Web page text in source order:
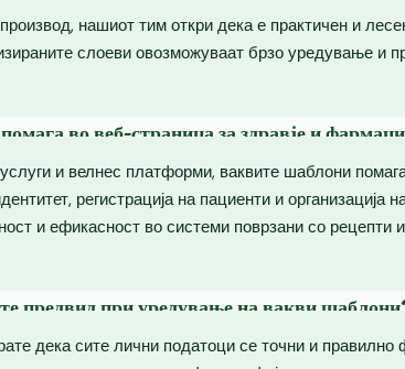
производ, нашиот тим откри дека е практичен и
слоеви овозможуваат брзо уредување и
во веб-страница за здравје и
и велнес платформи, ваквите шаблони
регистрација на пациенти и организација
и ефикасност во системи поврзани со рецепти
предвид при уредување на вакви
дека сите лични податоци се точни и правилно